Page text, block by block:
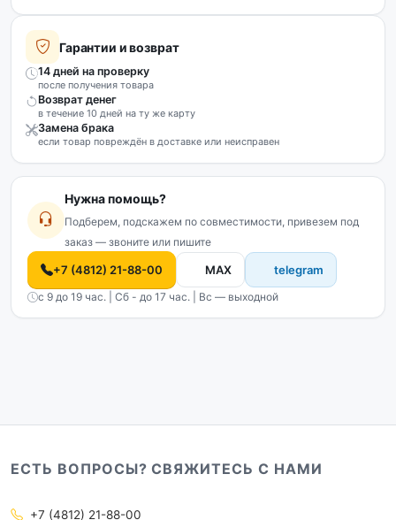
Гарантии и возврат
14 дней на проверку
после получения товара
Возврат денег
в течение 10 дней на ту же карту
Замена брака
если товар повреждён в доставке или неисправен
Нужна помощь?
Подберем, подскажем по совместимости, привезем под
заказ — звоните или пишите
+7 (4812) 21-88-00 MAX telegram
с 9 до 19 час. | Сб - до 17 час. | Вс — выходной
ЕСТЬ ВОПРОСЫ? СВЯЖИТЕСЬ С НАМИ
+7 (4812) 21-88-00